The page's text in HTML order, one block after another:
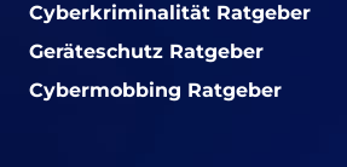
Cyberkriminalität Ratgeber
Geräteschutz Ratgeber
Cybermobbing Ratgeber